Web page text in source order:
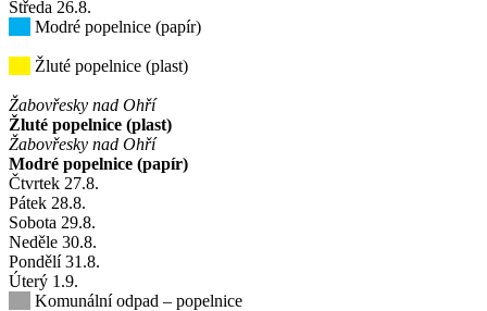
Středa 26.8.
Modré popelnice (papír)
Žluté popelnice (plast)
Žabovřesky nad Ohří
Žluté popelnice (plast)
Žabovřesky nad Ohří
Modré popelnice (papír)
Čtvrtek 27.8.
Pátek 28.8.
Sobota 29.8.
Neděle 30.8.
Pondělí31 .8.
Úterý 1 .9.
Komunální odpad – popelnice